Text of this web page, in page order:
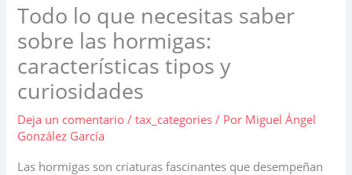
Todo lo que necesitas saber
sobre las hormigas:
características tipos y
curiosidades
Deja un comentario /tax_categories / Por Miguel Ángel
González García
Las hormigas son criaturas fascinantes que desempeñan